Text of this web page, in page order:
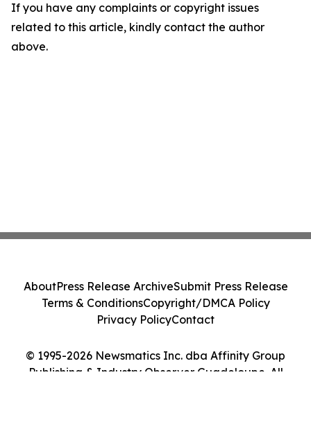
If you have any complaints or copyright issues
related to this article, kindly contact the author
above.
© 1995-2026 Newsmatics Inc. dba Affinity Group
Publishing & Industry Observer Guadeloupe. All
AboutPress Release ArchiveSubmit Press Release
Terms & ConditionsCopyright/DMCA Policy
Privacy PolicyContact